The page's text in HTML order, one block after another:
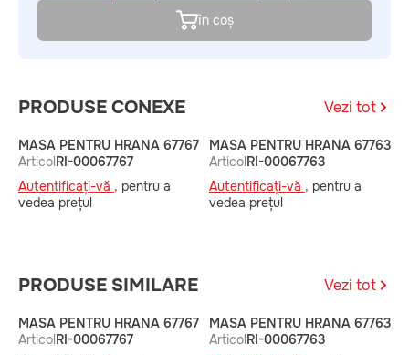
în coș
PRODUSE CONEXE Vezi tot
MASA PENTRU HRANA 67767
ArticolRI-00067767
Autentificați-vă , pentru a
vedea prețul
MASA PENTRU HRANA 67763
ArticolRI-00067763
Autentificați-vă , pentru a
vedea prețul
PRODUSE SIMILARE Vezi tot
MASA PENTRU HRANA 67767
ArticolRI-00067767
MASA PENTRU HRANA 67763
ArticolRI-00067763